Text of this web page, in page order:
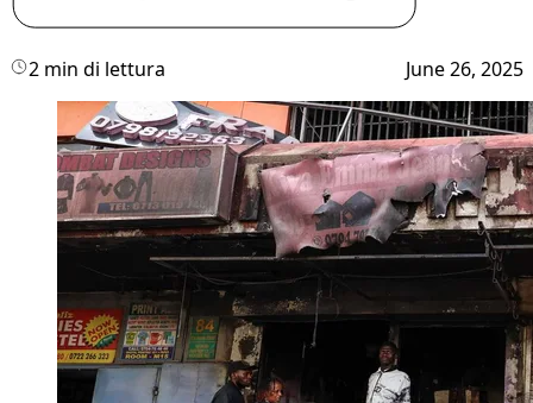
2 min di lettura June 26, 2025